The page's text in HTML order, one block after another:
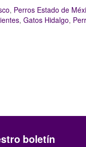
, Perros Estado de
, Gatos Hidalgo,
boletín